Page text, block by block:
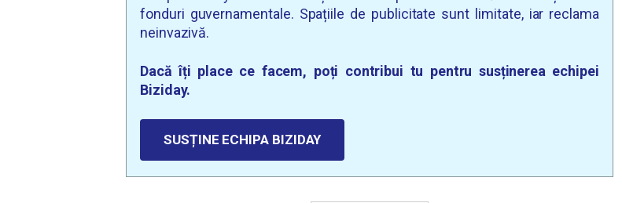
fonduri guvernamentale. Spațiile de publicitate sunt limitate, iar reclama
neinvazivă.
Dacă îți place ce facem, poți contribui tu pentru susținerea echipei
Biziday.
SUSȚINE ECHIPA BIZIDAY